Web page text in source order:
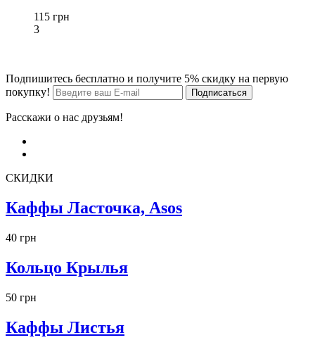
115 грн
3
Подпишитесь бесплатно и получите 5% скидку на первую
покупку!
Расскажи о нас друзьям!
СКИДКИ
Каффы Ласточка, Asos
40 грн
Кольцо Крылья
50 грн
Каффы Листья